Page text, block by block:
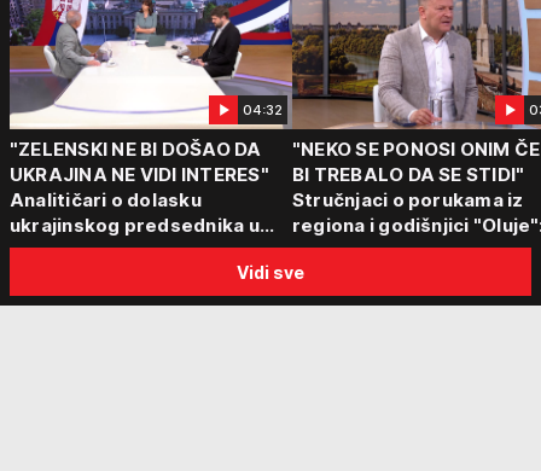
04:32
"ZELENSKI NE BI DOŠAO DA
UKRAJINA NE VIDI INTERES"
Analitičari o dolasku
ukrajinskog predsednika u
Beograd: "Srbija može da
"NEKO SE PONOSI ONIM
BI TREBALO DA SE STIDI"
Stručnjaci o porukama iz
regiona i godišnjici
"Ponos na stradanje je
anticivilizacijska poruka"
Vidi sve